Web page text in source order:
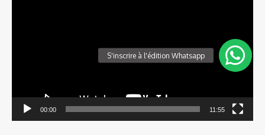
00:00 11:55